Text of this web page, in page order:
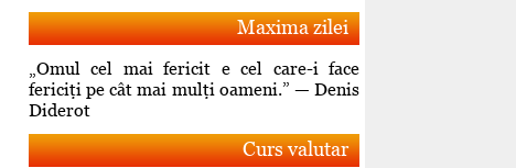
Maxima zilei
„Omul cel mai fericit e cel care-i face
fericiţi pe cât mai mulţi oameni.” — Denis
Diderot
Curs valutar